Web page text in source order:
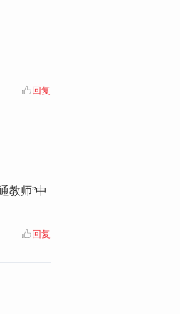
回复
教师”中
回复